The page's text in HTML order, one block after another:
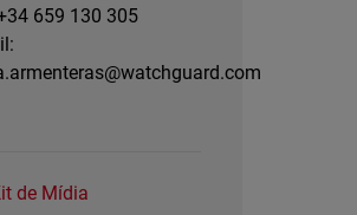
659 130 305
de Mídia